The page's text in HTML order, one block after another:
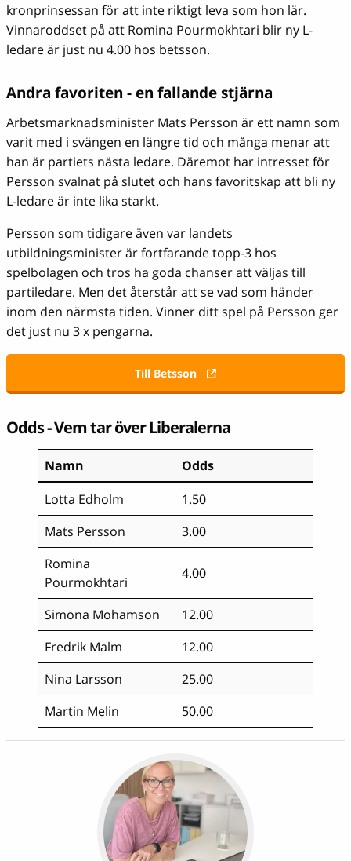
kronprinsessan för att inte riktigt leva som hon lär.
Vinnaroddset på att Romina Pourmokhtari blir ny L-
ledare är just nu 4.00 hos betsson.
Andra favoriten - en fallande stjärna
Arbetsmarknadsminister Mats Persson är ett namn som
varit med i svängen en längre tid och många menar att
han är partiets nästa ledare. Däremot har intresset för
Persson svalnat på slutet och hans favoritskap att bli ny
L-ledare är inte lika starkt.
Persson som tidigare även var landets
utbildningsminister är fortfarande topp-3 hos
spelbolagen och tros ha goda chanser att väljas till
partiledare. Men det återstår att se vad som händer
inom den närmsta tiden. Vinner ditt spel på Persson ger
det just nu 3 x pengarna.
Till Betsson
Odds - Vem tar över Liberalerna
Namn
Odds
Lotta Edholm
1.50
Mats Persson
3.00
Romina
Pourmokhtari
4.00
Simona Mohamson
12.00
Fredrik Malm
12.00
Nina Larsson
25.00
Martin Melin
50.00